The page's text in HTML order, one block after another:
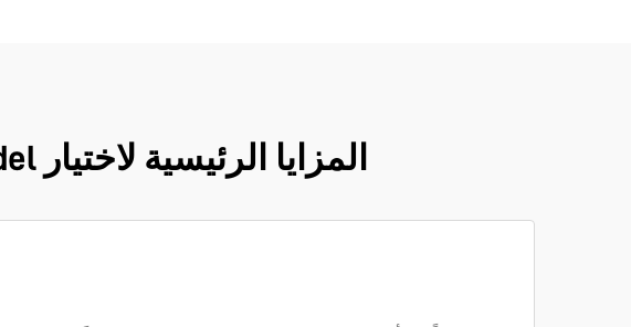
المزايا الرئيسية لاختيار Luckinpadel في إنشاء ملاعب بادل اقتصادية